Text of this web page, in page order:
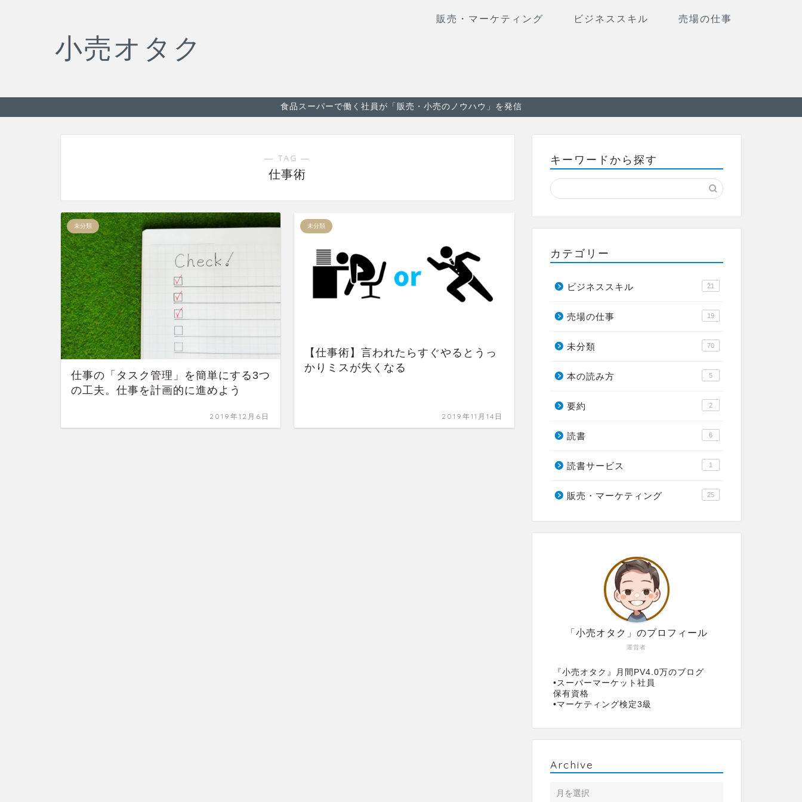
小売オタク
販売・マーケティング ビジネススキル 売場の仕事
食品スーパーで働く社員が「販売・小売のノウハウ」を発信
― TAG ―
仕事術
未分類
仕事の「タスク管理」を簡単にする3つ
の工夫。仕事を計画的に進めよう
2019年12月6日
未分類
【仕事術】言われたらすぐやるとうっ
かりミスが失くなる
2019年11月14日
キーワードから探す
カテゴリー
ビジネススキル 21
売場の仕事 19
未分類 70
本の読み方 5
要約 2
読書 6
読書サービス 1
販売・マーケティング 25
運営者
「小売オタク」のプロフィール
『小売オタク』月間PV4.0万のブログ
•スーパーマーケット社員
保有資格
•マーケティング検定3級
Archive